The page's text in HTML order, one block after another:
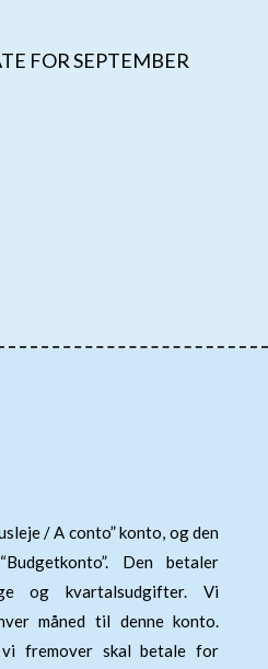
FOR SEPTEMBER
/ A conto” konto, og den
Den betaler
og kvartalsudgifter. Vi
måned til denne konto.
fremover skal betale for